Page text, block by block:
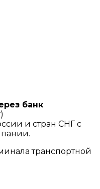
банк
и стран СНГ с
транспортной